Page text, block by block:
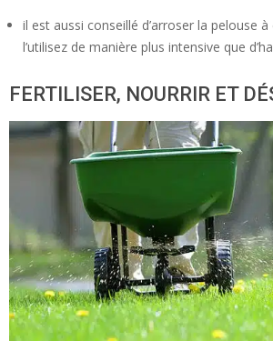
il est aussi conseillé d’arroser la pelouse
l’utilisez de manière plus intensive que
FERTILISER, NOURRIR ET